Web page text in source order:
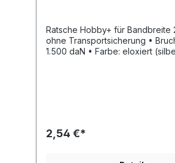
Ratsche Hobby+ für Bandbreite
ohne Transportsicherung •
1.500 daN • Farbe: eloxiert
2,54 €*